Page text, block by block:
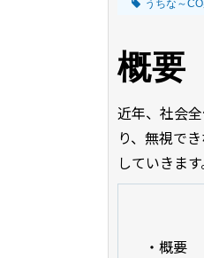
うちな～
概要
近年、社会
り、無視で
していきま
・ 概要